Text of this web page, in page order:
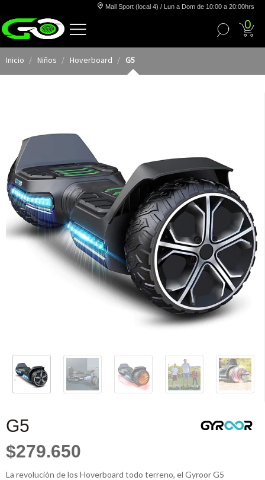
Mall Sport (local 4) / Lun a Dom de 10:00 a 20:00hrs
0
Inicio Niños Hoverboard G5
G5
$279.650
La revolución de los Hoverboard todo terreno, el Gyroor G5